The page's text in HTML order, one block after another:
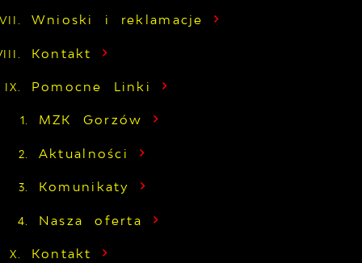
Wnioski i reklamacje
Kontakt
Pomocne Linki
MZK Gorzów
Aktualności
Komunikaty
Nasza oferta
Kontakt